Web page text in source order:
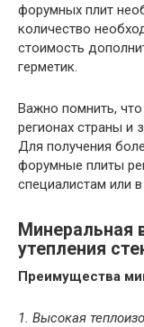
форумных плит
количество
стоимость
герметик.
Важно помнить,
регионах страны и
Для получения
форумные плиты
специалистам или
Минеральная
утепления
Преимущества
1. Высокая